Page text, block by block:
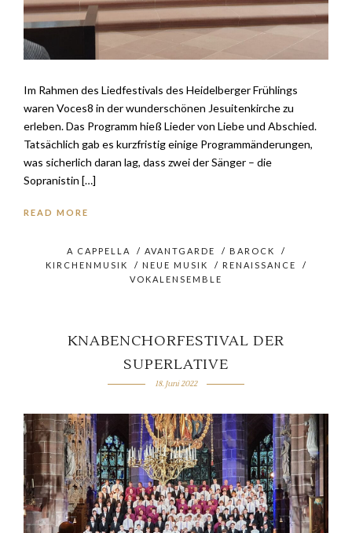
Im Rahmen des Liedfestivals des Heidelberger Frühlings
waren Voces8 in der wunderschönen Jesuitenkirche zu
erleben. Das Programm hieß Lieder von Liebe und Abschied.
Tatsächlich gab es kurzfristig einige Programmänderungen,
was sicherlich daran lag, dass zwei der Sänger – die
Sopranistin […]
READ MORE
A CAPPELLA / AVANTGARDE / BAROCK
/
KIRCHENMUSIK
/ NEUE MUSIK / RENAISSANCE
/
VOKALENSEMBLE
KNABENCHORFESTIVAL DER
SUPERLATIVE
18. Juni 2022